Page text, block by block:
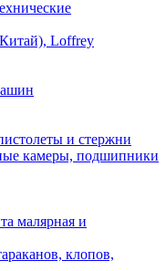
Loffrey
и стержни
камеры, подшипники
малярная и
клопов,